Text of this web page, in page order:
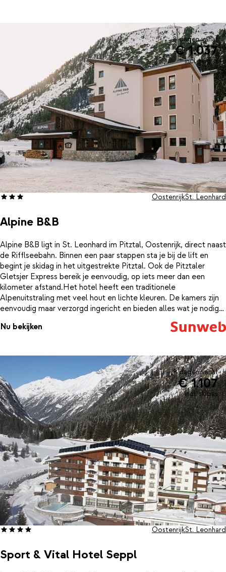
Seppl. Na een dag op de piste is het heerlijk opwarmen in de
sauna of bubbelen in de jacuzzi terwijl je de spieren tot rust laat
komen.Het rustige Pitztal is een fijne uitvalsbasis voor
wintersporters die houden van natuur en ruimte. De pistes van
Rifflsee zijn breed, zonnig en geschikt voor elk niveau. En als de
avond valt, zit je op je terras met uitzicht op de bergen, een
deken om je schouders en de stilte van de sneeuw om je heen,
puur genieten.
8 dagen vanaf
€ 1.037
incl. skipas
Alpine B&B
OostenrijkSt. Leonhard
Alpine B&B ligt in St. Leonhard im Pitztal, Oostenrijk, direct naast
de Rifflseebahn. Binnen een paar stappen sta je bij de lift en
begint je skidag in het uitgestrekte Pitztal. Ook de Pitztaler
Gletsjer Express bereik je eenvoudig, op iets meer dan een
kilometer afstand.Het hotel heeft een traditionele
Alpenuitstraling met veel hout en lichte kleuren. De kamers zijn
eenvoudig maar verzorgd ingericht en bieden alles wat je nodig
hebt na een actieve dag in de bergen. Vanuit sommige kamers
heb je uitzicht op het dorp of de besneeuwde bergtoppen.Na
stoombad en laat de kou langzaam uit je lichaam verdwijnen. In
de lounge is het gezellig nagenieten, of je loopt zo naar een
après-ski bar bij de accommodatie.Alpine B&B ligt centraal in St.
Leonhard, met de skibus en bushalte op circa 110 meter. De
skischool vind je praktisch om de hoek. Dankzij de combinatie
van een centrale ligging, wellness en korte afstanden is dit een
fijne uitvalsbasis in het Pitztal. Beeld je in: ski’s uit, sauna aan en
de avond valt langzaam over de bergen.
Nu bekijken
8 dagen vanaf
€ 1.107
incl. skipas
Sport & Vital Hotel Seppl
OostenrijkSt. Leonhard